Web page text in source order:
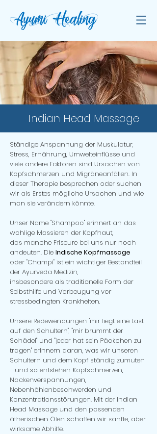
Indian Head Massage
Ständige Anspannung der Muskulatur,
Stress, Ernährung, Umwelteinflüsse und
viele andere Faktoren sind Ursachen von
Kopfschmerzen und Migräneanfällen. In
dieser Therapie besprechen oder suchen
wir als Erstes mögliche Ursachen und wie
man sie verändern könnte.
Unser Name "Shampoo" erinnert an das
wohlige Massieren der Kopfhaut,
das manche Friseure bei uns nur noch
andeuten. Die Indische Kopfmassage
oder "Champi" ist ein wichtiger Bestandteil
der Ayurveda Medizin,
insbesondere als traditionelle Form der
Selbsthilfe und Vorbeugung vor
stressbedingten Krankheiten.
Unsere Redewendungen "mir liegt eine Last
auf den Schultern", "mir brummt der
Schädel" und "jeder hat sein Päckchen zu
tragen" erinnern daran, was wir unseren
Schultern und dem Kopf ständig zumuten
- und so entstehen Kopfschmerzen,
Nackenverspannungen,
Nebenhöhlenbeschwerden und
Konzentrationsstörungen. Mit der Indian
Head Massage und den passenden
ätherischen Ölen schaffen wir sanfte, aber
wirksame Abhilfe.